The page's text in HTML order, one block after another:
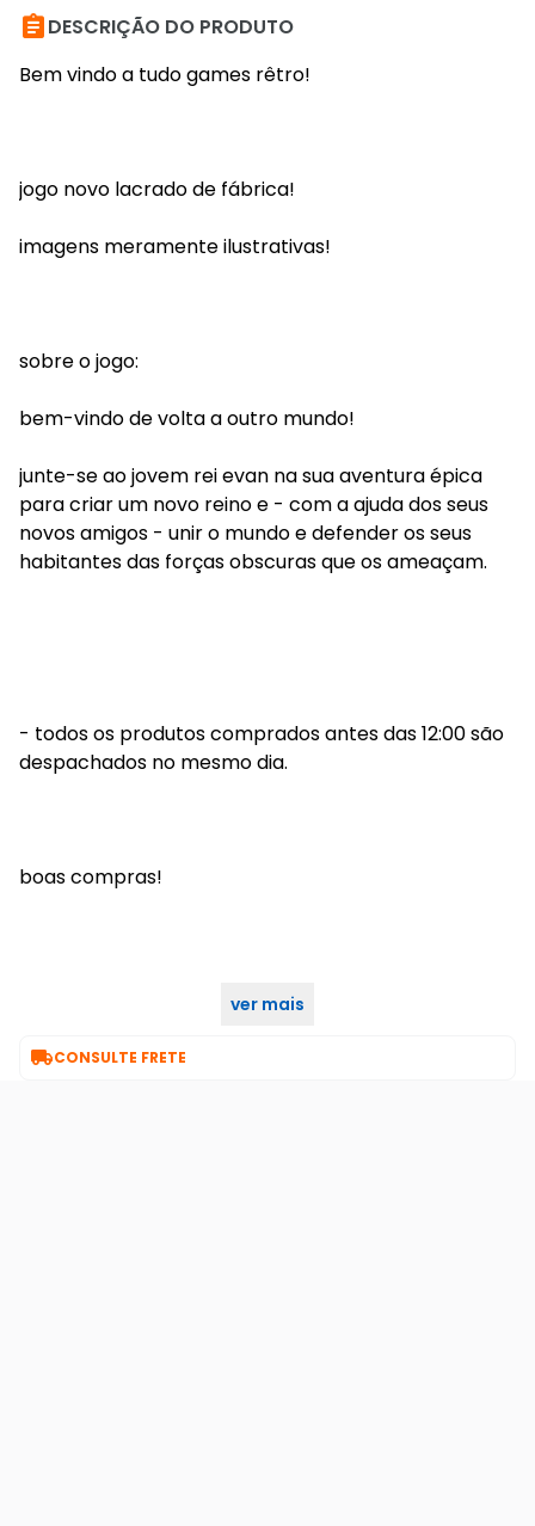
DESCRIÇÃO DO PRODUTO
Bem vindo a tudo games rêtro!
jogo novo lacrado de fábrica!
imagens meramente ilustrativas!
sobre o jogo:
bem-vindo de volta a outro mundo!
junte-se ao jovem rei evan na sua aventura épica
para criar um novo reino e - com a ajuda dos seus
novos amigos - unir o mundo e defender os seus
habitantes das forças obscuras que os ameaçam.
- todos os produtos comprados antes das 12:00 são
despachados no mesmo dia.
boas compras!
ver mais
CONSULTE FRETE